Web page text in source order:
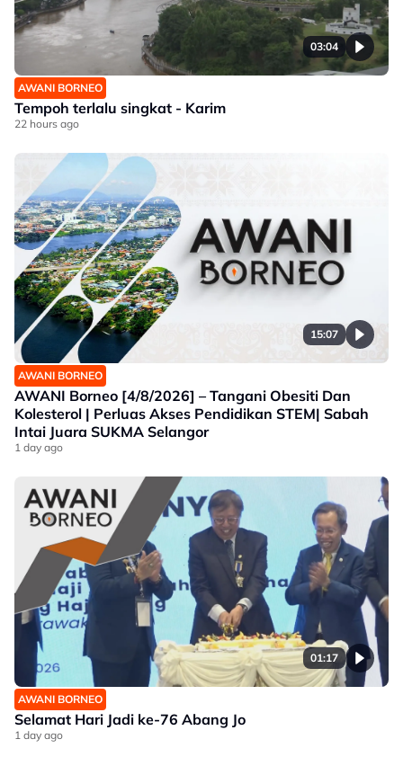
03:04
AWANI BORNEO
Tempoh terlalu singkat - Karim
22 hours ago
15:07
AWANI BORNEO
AWANI Borneo [4/8/2026] – Tangani Obesiti Dan
Kolesterol | Perluas Akses Pendidikan STEM| Sabah
Intai Juara SUKMA Selangor
1 day ago
01:17
AWANI BORNEO
Selamat Hari Jadi ke-76 Abang Jo
1 day ago